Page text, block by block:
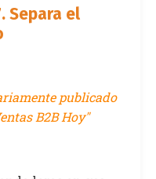
Separa el
publicado
B2B Hoy"